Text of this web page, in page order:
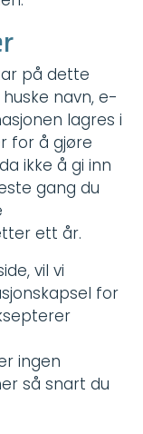
på dette
navn, e-
lagres i
for å gjøre
ikke å gi inn
gang du
ett år.
vil vi
for
ingen
så snart du